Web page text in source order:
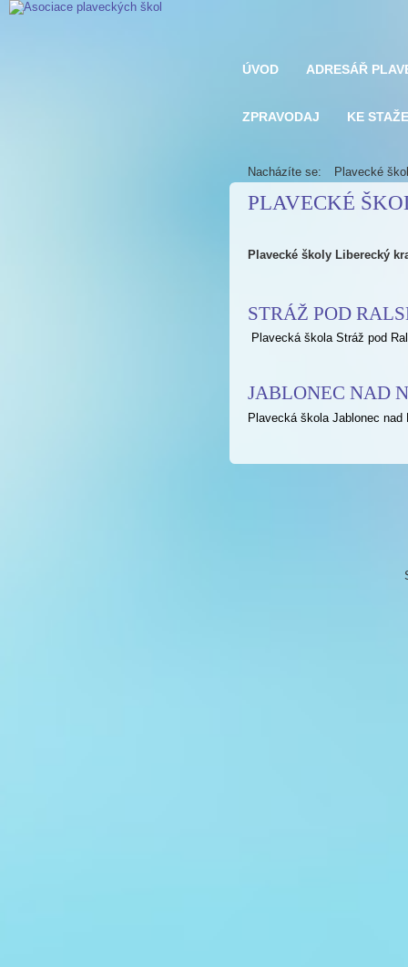
ÚVOD ADRESÁŘ
ZPRAVODAJ KE
PLAVECKÉ
Nacházíte se: Plavecké
Plavecké školy Liberecký
STRÁŽ POD
Plavecká škola Stráž pod
JABLONEC NAD
Plavecká škola Jablonec nad